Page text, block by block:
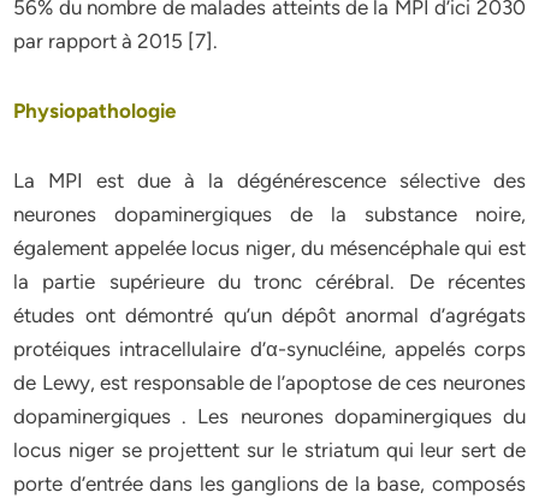
56% du nombre de malades atteints de la MPI d’ici 2030
par rapport à 2015 [7].
Physiopathologie
La MPI est due à la dégénérescence sélective des
neurones dopaminergiques de la substance noire,
également appelée locus niger, du mésencéphale qui est
la partie supérieure du tronc cérébral. De récentes
études ont démontré qu’un dépôt anormal d’agrégats
protéiques intracellulaire d’α-synucléine, appelés corps
de Lewy, est responsable de l’apoptose de ces neurones
dopaminergiques . Les neurones dopaminergiques du
locus niger se projettent sur le striatum qui leur sert de
porte d’entrée dans les ganglions de la base, composés